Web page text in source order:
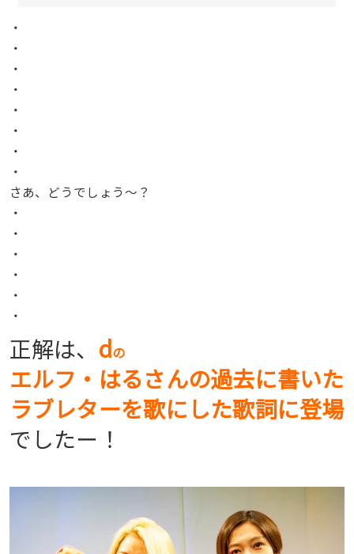
・
・
・
・
・
・
・
・
さあ、どうでしょう〜？
・
・
・
・
・
・
正解は、 dの
エルフ・はるさんの過去に書いた
ラブレターを歌にした歌詞に登場
でしたー！